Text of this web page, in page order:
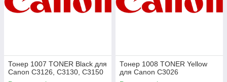
Тонер 1007 TONER Black для
Canon C3126, C3130, C3150
Тонер 1008 TONER Yellow
для Canon C3026